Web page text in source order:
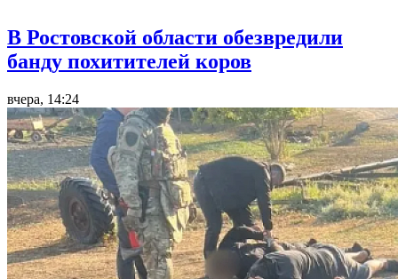
В Ростовской области обезвредили
банду похитителей коров
вчера, 14:24